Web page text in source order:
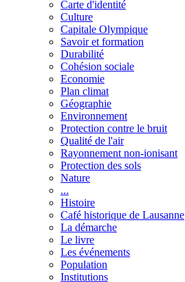
Carte d'identité
Culture
Capitale Olympique
Savoir et formation
Durabilité
Cohésion sociale
Economie
Plan climat
Géographie
Environnement
Protection contre le bruit
Qualité de l'air
Rayonnement non-ionisant
Protection des sols
Nature
...
Histoire
Café historique de Lausanne
La démarche
Le livre
Les événements
Population
Institutions